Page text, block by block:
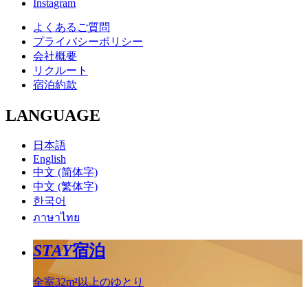
Instagram
よくあるご質問
プライバシーポリシー
会社概要
リクルート
宿泊約款
LANGUAGE
日本語
English
中文 (简体字)
中文 (繁体字)
한국어
ภาษาไทย
STAY宿泊
全室32m²以上のゆとり